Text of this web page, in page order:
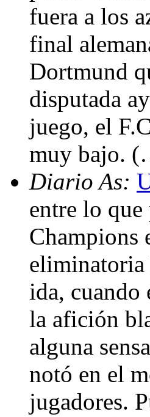
fuera a los
final
Dortmund
disputada
juego, el
muy bajo.
Diario As:
entre lo
Champions
eliminatoria
ida, cuando
la afición
alguna
notó en el
jugadores.